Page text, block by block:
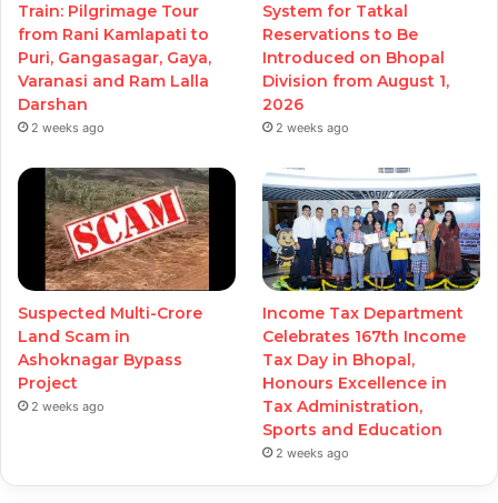
Train: Pilgrimage Tour
from Rani Kamlapati to
Puri, Gangasagar, Gaya,
Varanasi and Ram Lalla
Darshan
2 weeks ago
System for Tatkal
Reservations to Be
Introduced on Bhopal
Division from August 1,
2026
2 weeks ago
Suspected Multi-Crore
Land Scam in
Ashoknagar Bypass
Project
2 weeks ago
Income Tax Department
Celebrates 167th Income
Tax Day in Bhopal,
Honours Excellence in
Tax Administration,
Sports and Education
2 weeks ago